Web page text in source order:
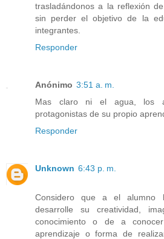
trasladándonos a la reflexión
sin perder el objetivo de la
integrantes.
Responder
Anónimo 3:51 a. m.
Mas claro ni el agua, los
protagonistas de su propio
Responder
Unknown 6:43 p. m.
Considero que a el alumno
desarrolle su creatividad,
conocimiento o de a
aprendizaje o forma de